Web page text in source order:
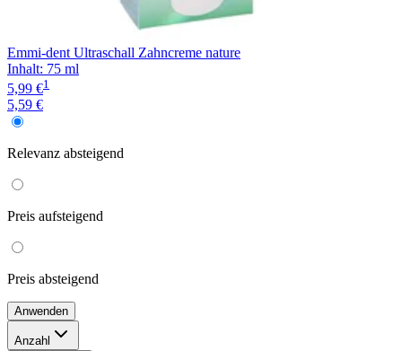
Emmi-dent Ultraschall Zahncreme nature
Inhalt: 75 ml
5,99 €1
5,59 €
Relevanz absteigend
Preis aufsteigend
Preis absteigend
Anwenden
Anzahl